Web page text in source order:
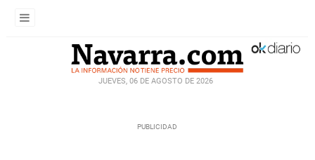
JUEVES, 06 DE AGOSTO DE 2026